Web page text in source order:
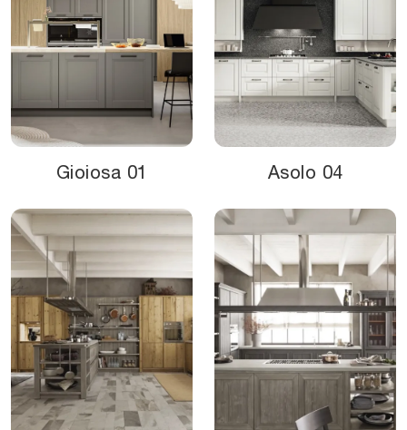
Gioiosa 01 Asolo 04